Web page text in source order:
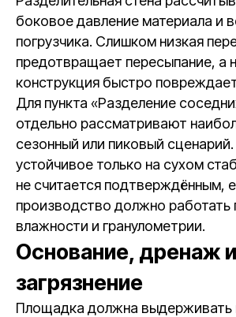
боковое давление материала и
погрузчика. Слишком низкая
предотвращает пересыпание, а
конструкция быстро
Для пункта «Разделение
отдельно рассматривают
сезонный или пиковый
устойчивое только на сухом
не считается подтверждённым,
производство должно работать
влажности и гранулометрии.
Основание, дренаж и
загрязнение
Площадка должна выдерживать